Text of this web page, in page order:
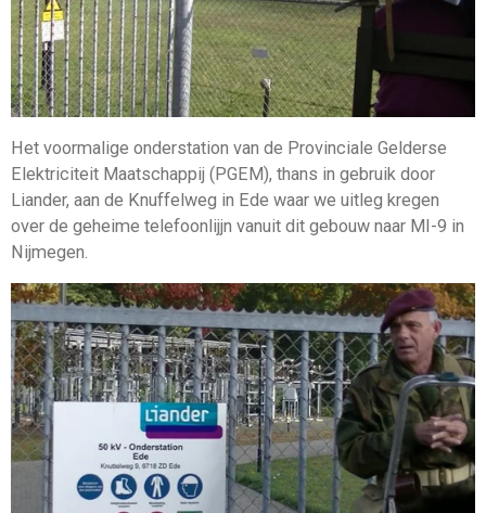
Het voormalige onderstation van de Provinciale Gelderse
Elektriciteit Maatschappij (PGEM), thans in gebruik door
Liander, aan de Knuffelweg in Ede waar we uitleg kregen
over de geheime telefoonlijjn vanuit dit gebouw naar MI-9 in
Nijmegen.